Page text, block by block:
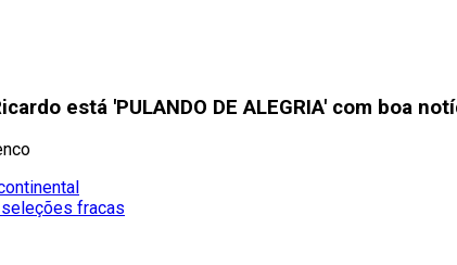
está 'PULANDO DE ALEGRIA' com boa
seleções fracas